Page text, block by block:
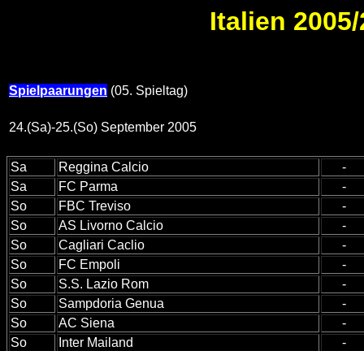
Italien
Spielpaarungen (05. Spieltag)
24.(Sa)-25.(So) September 2005
Sa Reggina Calcio
-
Sa
FC Parma
-
So
FBC Treviso
-
So
AS Livorno Calcio
-
So
Cagliari Caclio
-
So
FC Empoli
-
So
S.S. Lazio Rom
-
So
Sampdoria Genua
-
So
AC Siena
-
So
Inter Mailand -